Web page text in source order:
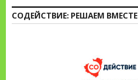
СОДЕЙСТВИЕ: РЕШАЕМ ВМЕСТЕ